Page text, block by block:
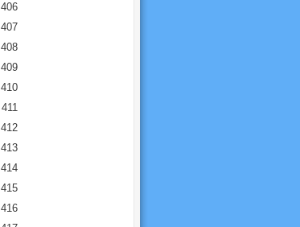
406
407
408
409
410
411
412
413
414
415
416